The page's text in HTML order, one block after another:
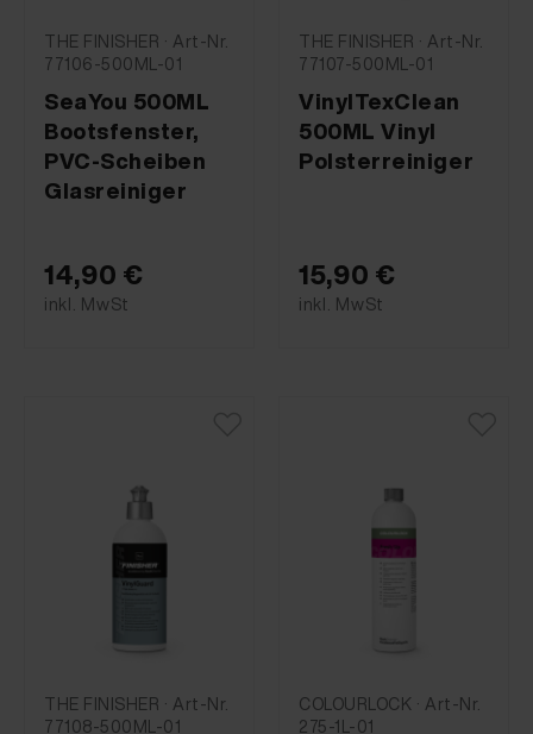
THE FINISHER · Art-Nr.
77106-500ML-01
SeaYou 500ML
Bootsfenster,
PVC-Scheiben
Glasreiniger
14,90 €
inkl. MwSt
THE FINISHER · Art-Nr.
77107-500ML-01
VinylTexClean
500ML Vinyl
Polsterreiniger
15,90 €
inkl. MwSt
THE FINISHER · Art-Nr.
77108-500ML-01
COLOURLOCK · Art-Nr.
275-1L-01